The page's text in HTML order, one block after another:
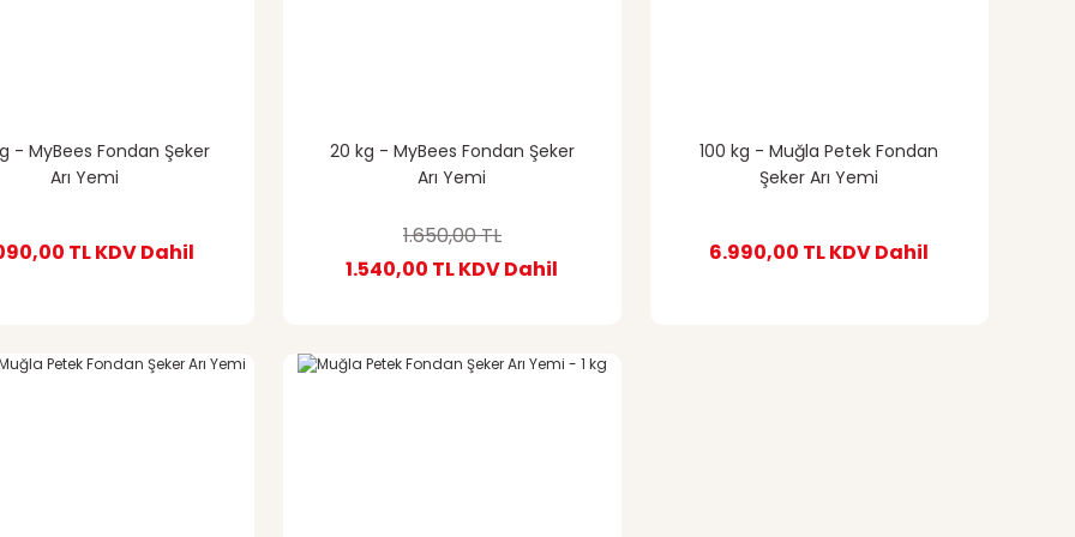
- MyBees Fondan Şeker
Arı Yemi
TLKDV Dahil
20 kg - MyBees Fondan Şeker
Arı Yemi
1.650,00 TL
1.540,00 TLKDV Dahil
100 kg - Muğla Petek Fondan
Şeker Arı Yemi
6.990,00 TLKDV Dahil